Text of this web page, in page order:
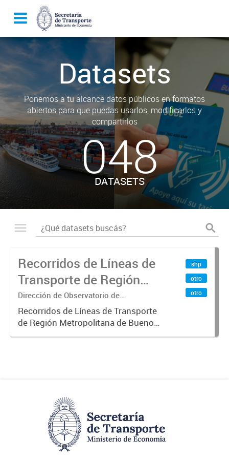
Datasets
Ponemos a tu alcance datos públicos en formatos
abiertos para que puedas usarlos, modificarlos y
compartirlos
048
DATASETS
Recorridos de Líneas de
Transporte de Región
Metropolitana de
Buenos Aires (RMBA)
Dirección de Observatorio de
Transporte, Estudio y Sistemas
Recorridos de Líneas de Transporte
de Región Metropolitana de Buenos
Aires (RMBA).-
shp
otro
otro